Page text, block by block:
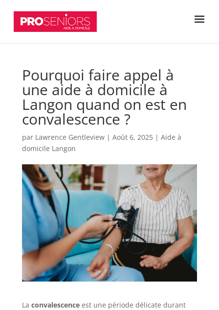
Pourquoi faire appel à
une aide à domicile à
Langon quand on est en
convalescence ?
par Lawrence Gentleview| Août 6, 2025| Aide à
domicile Langon
La convalescenceest une période délicate durant